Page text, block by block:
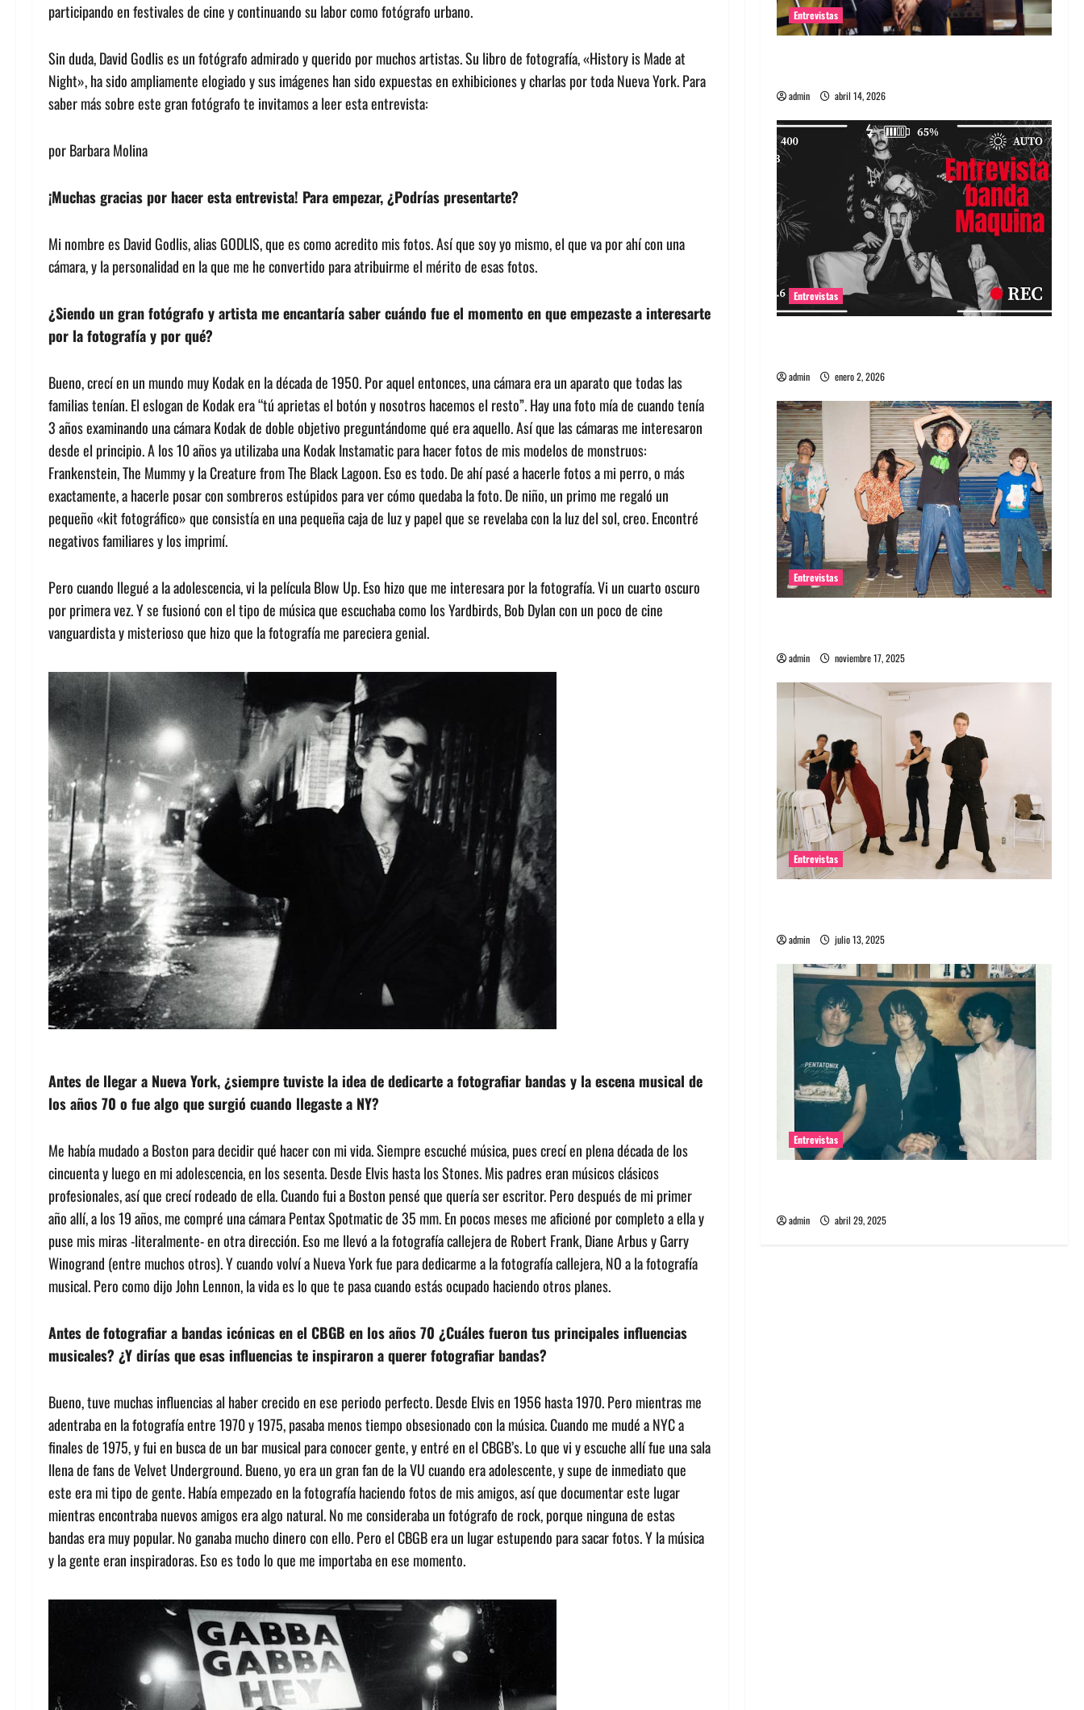
participando en festivales de cine y continuando su labor como fotógrafo urbano.
Sin duda, David Godlis es un fotógrafo admirado y querido por muchos artistas. Su libro de fotografía, «History is Made at
Night», ha sido ampliamente elogiado y sus imágenes han sido expuestas en exhibiciones y charlas por toda Nueva York. Para
saber más sobre este gran fotógrafo te invitamos a leer esta entrevista:
por Barbara Molina
¡Muchas gracias por hacer esta entrevista! Para empezar, ¿Podrías presentarte?
Mi nombre es David Godlis, alias GODLIS, que es como acredito mis fotos. Así que soy yo mismo, el que va por ahí con una
cámara, y la personalidad en la que me he convertido para atribuirme el mérito de esas fotos.
¿Siendo un gran fotógrafo y artista me encantaría saber cuándo fue el momento en que empezaste a interesarte
por la fotografía y por qué?
Bueno, crecí en un mundo muy Kodak en la década de 1950. Por aquel entonces, una cámara era un aparato que todas las
familias tenían. El eslogan de Kodak era “tú aprietas el botón y nosotros hacemos el resto”. Hay una foto mía de cuando tenía
3 años examinando una cámara Kodak de doble objetivo preguntándome qué era aquello. Así que las cámaras me interesaron
desde el principio. A los 10 años ya utilizaba una Kodak Instamatic para hacer fotos de mis modelos de monstruos:
Frankenstein, The Mummy y la Creature from The Black Lagoon. Eso es todo. De ahí pasé a hacerle fotos a mi perro, o más
exactamente, a hacerle posar con sombreros estúpidos para ver cómo quedaba la foto. De niño, un primo me regaló un
pequeño «kit fotográfico» que consistía en una pequeña caja de luz y papel que se revelaba con la luz del sol, creo. Encontré
negativos familiares y los imprimí.
Pero cuando llegué a la adolescencia, vi la película Blow Up. Eso hizo que me interesara por la fotografía. Vi un cuarto oscuro
por primera vez. Y se fusionó con el tipo de música que escuchaba como los Yardbirds, Bob Dylan con un poco de cine
vanguardista y misterioso que hizo que la fotografía me pareciera genial.
Antes de llegar a Nueva York, ¿siempre tuviste la idea de dedicarte a fotografiar bandas y la escena musical de
los años 70 o fue algo que surgió cuando llegaste a NY?
Me había mudado a Boston para decidir qué hacer con mi vida. Siempre escuché música, pues crecí en plena década de los
cincuenta y luego en mi adolescencia, en los sesenta. Desde Elvis hasta los Stones. Mis padres eran músicos clásicos
profesionales, así que crecí rodeado de ella. Cuando fui a Boston pensé que quería ser escritor. Pero después de mi primer
año allí, a los 19 años, me compré una cámara Pentax Spotmatic de 35 mm. En pocos meses me aficioné por completo a ella y
puse mis miras -literalmente- en otra dirección. Eso me llevó a la fotografía callejera de Robert Frank, Diane Arbus y Garry
Winogrand (entre muchos otros). Y cuando volví a Nueva York fue para dedicarme a la fotografía callejera, NO a la fotografía
musical. Pero como dijo John Lennon, la vida es lo que te pasa cuando estás ocupado haciendo otros planes.
Antes de fotografiar a bandas icónicas en el CBGB en los años 70 ¿Cuáles fueron tus principales influencias
musicales? ¿Y dirías que esas influencias te inspiraron a querer fotografiar bandas?
Bueno, tuve muchas influencias al haber crecido en ese periodo perfecto. Desde Elvis en 1956 hasta 1970. Pero mientras me
adentraba en la fotografía entre 1970 y 1975, pasaba menos tiempo obsesionado con la música. Cuando me mudé a NYC a
finales de 1975, y fui en busca de un bar musical para conocer gente, y entré en el CBGB’s. Lo que vi y escuche allí fue una sala
llena de fans de Velvet Underground. Bueno, yo era un gran fan de la VU cuando era adolescente, y supe de inmediato que
este era mi tipo de gente. Había empezado en la fotografía haciendo fotos de mis amigos, así que documentar este lugar
mientras encontraba nuevos amigos era algo natural. No me consideraba un fotógrafo de rock, porque ninguna de estas
bandas era muy popular. No ganaba mucho dinero con ello. Pero el CBGB era un lugar estupendo para sacar fotos. Y la música
y la gente eran inspiradoras. Eso es todo lo que me importaba en ese momento.
Entrevistas
admin abril 14, 2026
Entrevistas
admin enero 2, 2026
Entrevistas
admin noviembre 17, 2025
Entrevistas
admin julio 13, 2025
Entrevistas
admin abril 29, 2025